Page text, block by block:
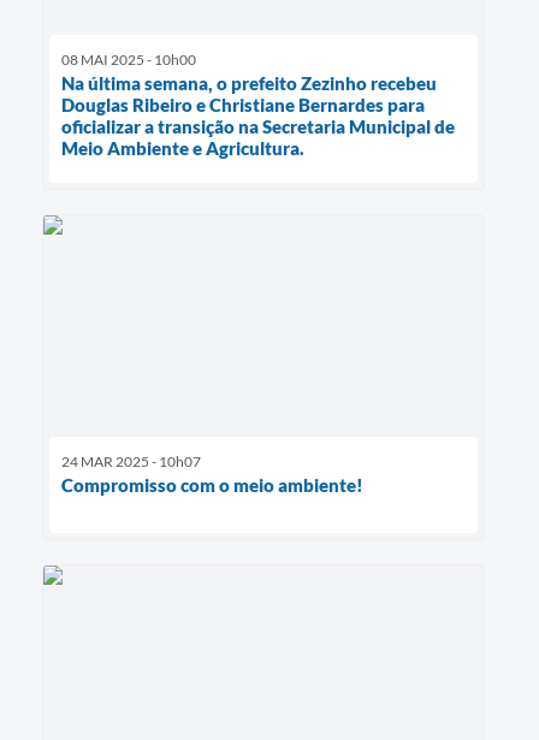
08 MAI 2025 - 10h00
Na última semana, o prefeito Zezinho recebeu
Douglas Ribeiro e Christiane Bernardes para
oficializar a transição na Secretaria Municipal de
Meio Ambiente e Agricultura.
24 MAR 2025 - 10h07
Compromisso com o meio ambiente!